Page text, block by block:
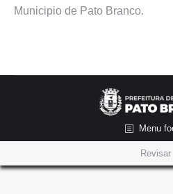
Municipio de Pato Branco.
Menu
Revisar